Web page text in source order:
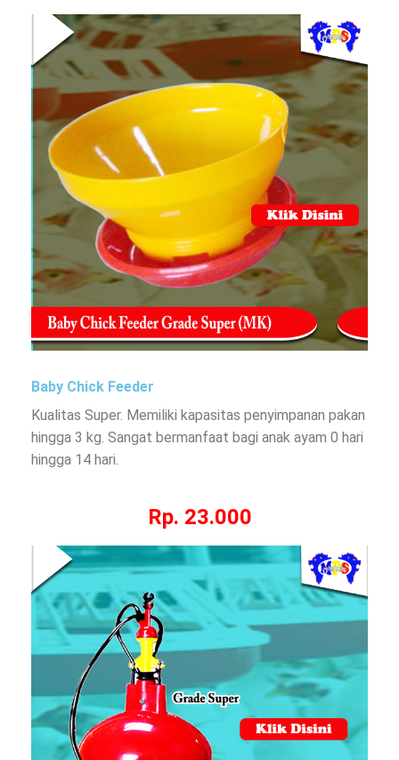
Baby Chick Feeder
Kualitas Super. Memiliki kapasitas penyimpanan pakan
hingga 3 kg. Sangat bermanfaat bagi anak ayam 0 hari
hingga 14 hari.
Rp. 23.000